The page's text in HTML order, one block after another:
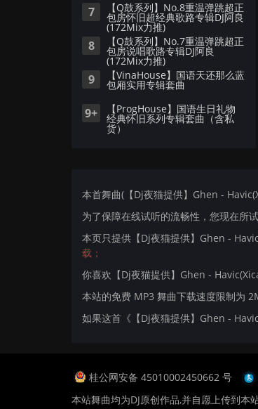
7 【Q鼓系列】No.8重温弹跳超正
包房怀旧超经典歌路专辑DJ阿良
(172Mix力推)
8 【Q鼓系列】No.7重温弹跳超正
包房说唱歌路专辑DJ阿良
(172Mix力推)
9 【VinaHouse】国语天还那么蓝
包厢实用专辑套曲
9+ 【ProgHouse】国语生日礼物
经典怀旧系列专辑套曲（含私
货）
本首舞曲(【Dj夜猫提供】Ghen -
为了保障在线试听的流畅性，您现在所
本页只提供【Dj夜猫提供】Ghen -
载；
你喜欢【Dj夜猫提供】Ghen -
本站的免费 MP3 舞曲下载速度限制为
如果这首《【Dj夜猫提供】Ghen -
桂公网安备 45010002450662 号
本站舞曲均为DJ原创作品,并自愿上传到本